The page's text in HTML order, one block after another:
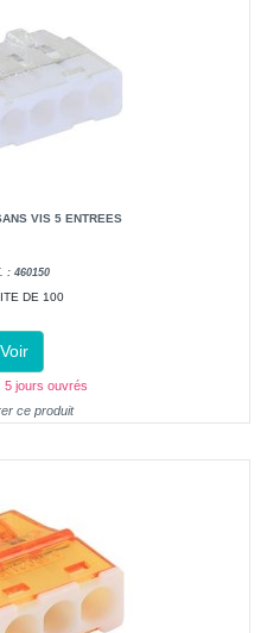
VIS 5 ENTREES
: 460150
DE 100
Voir
5 jours ouvrés
ce produit